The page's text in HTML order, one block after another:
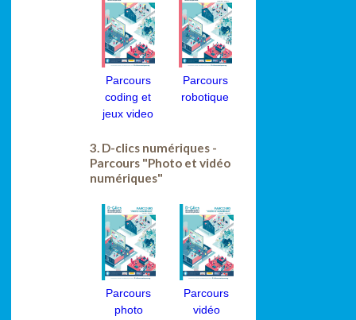
Parcours
coding et
jeux video
Parcours
robotique
3. D-clics numériques -
Parcours "Photo et vidéo
numériques"
Parcours
photo
Parcours
vidéo